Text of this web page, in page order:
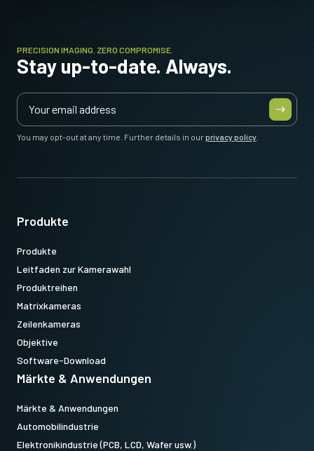
CoaXPress CXP6-Datenkabel (DIN
auf DIN)
Hochflexibles CoaXPress CXP6-Datenkabel – DIN auf DIN.
Länge: 3 Meter
bestellt werden (nicht als Einzelprodukt erhältlich).
Datenblatt herunterladen
PRECISION IMAGING. ZERO COMPROMISE.
Stay up-to-date. Always.
You may opt-out at any time. Further details in ourprivacy policy
Produkte
Produkte
Leitfaden zur Kamerawahl
Produktreihen
Matrixkameras
Zeilenkameras
Objektive
Software-Download
Märkte & Anwendungen
Märkte & Anwendungen
Automobilindustrie
Elektronikindustrie (PCB, LCD, Wafer usw.)